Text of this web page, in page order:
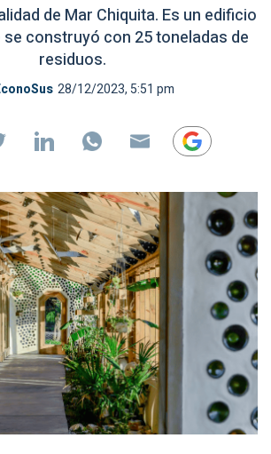
de Mar Chiquita. Es un edificio
se construyó con 25 toneladas de
residuos.
28/12/2023, 5:51 pm